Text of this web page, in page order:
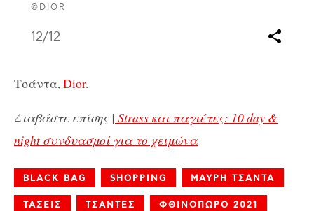
©DIOR
12/12
Τσάντα, Dior.
Διαβάστε επίσης | Strass και παγιέτες: 10 day &
night συνδυασμοί για το χειμώνα
BLACK BAG SHOPPING ΜΑΥΡΗ ΤΣΑΝΤΑ
ΤΑΣΕΙΣ ΤΣΑΝΤΕΣ ΦΘΙΝΟΠΩΡΟ 2021